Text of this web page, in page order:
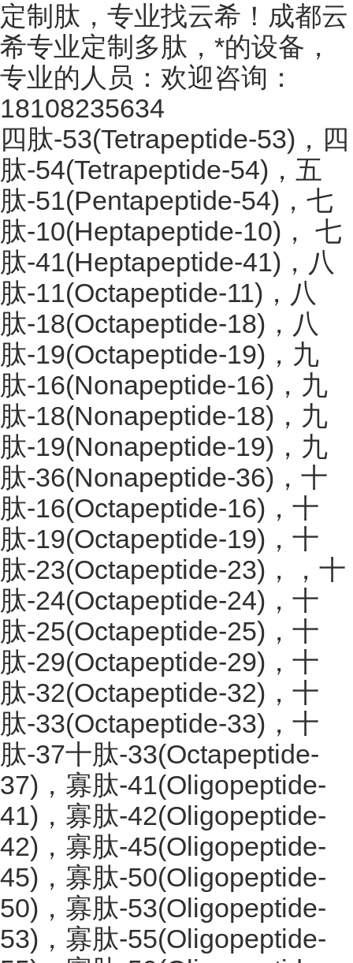
定制肽，专业找云希！成都云
希专业定制多肽，*的设备，
专业的人员：欢迎咨询：
18108235634
四肽-53(Tetrapeptide-53)，四
肽-54(Tetrapeptide-54)，五
肽-51(Pentapeptide-54)，七
肽-10(Heptapeptide-10)， 七
肽-41(Heptapeptide-41)，八
肽-11(Octapeptide-11)，八
肽-18(Octapeptide-18)，八
肽-19(Octapeptide-19)，九
肽-16(Nonapeptide-16)，九
肽-18(Nonapeptide-18)，九
肽-19(Nonapeptide-19)，九
肽-36(Nonapeptide-36)，十
肽-16(Octapeptide-16)，十
肽-19(Octapeptide-19)，十
肽-23(Octapeptide-23)，，十
肽-24(Octapeptide-24)，十
肽-25(Octapeptide-25)，十
肽-29(Octapeptide-29)，十
肽-32(Octapeptide-32)，十
肽-33(Octapeptide-33)，十
肽-37十肽-33(Octapeptide-
37)，寡肽-41(Oligopeptide-
41)，寡肽-42(Oligopeptide-
42)，寡肽-45(Oligopeptide-
45)，寡肽-50(Oligopeptide-
50)，寡肽-53(Oligopeptide-
53)，寡肽-55(Oligopeptide-